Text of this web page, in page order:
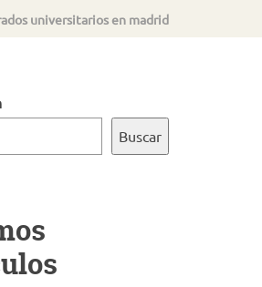
universitarios en madrid
Buscar